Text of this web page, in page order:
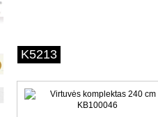
K5213